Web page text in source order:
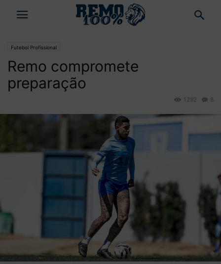
Futebol Profissional
Remo compromete
preparação
8
1282